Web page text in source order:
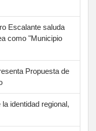
Escalante saluda
como "Municipio
Propuesta de
identidad regional,